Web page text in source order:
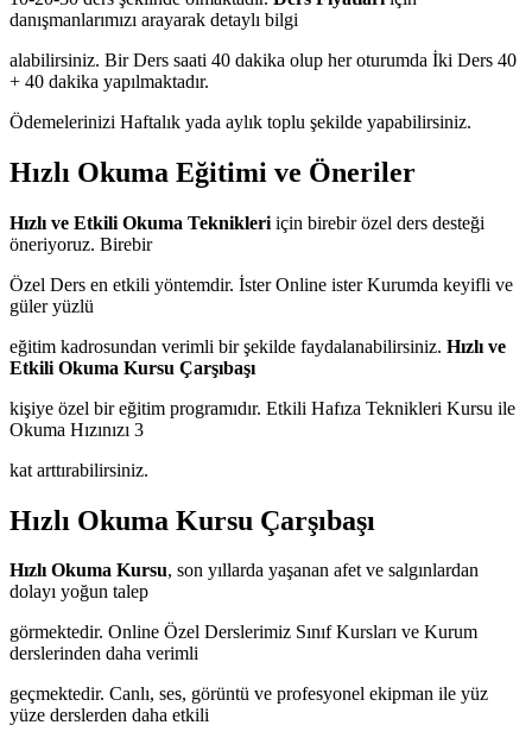
danışmanlarımızı arayarak detaylı bilgi
alabilirsiniz. Bir Ders saati 40 dakika olup her oturumda İki Ders 40
+ 40 dakika yapılmaktadır.
Ödemelerinizi Haftalık yada aylık toplu şekilde yapabilirsiniz.
Hızlı Okuma Eğitimi ve Öneriler
Hızlı ve Etkili Okuma Teknikleri için birebir özel ders desteği
öneriyoruz. Birebir
Özel Ders en etkili yöntemdir. İster Online ister Kurumda keyifli ve
güler yüzlü
eğitim kadrosundan verimli bir şekilde faydalanabilirsiniz. Hızlı ve
Etkili Okuma Kursu Çarşıbaşı
kişiye özel bir eğitim programıdır. Etkili Hafıza Teknikleri Kursu ile
Okuma Hızınızı 3
kat arttırabilirsiniz.
Hızlı Okuma Kursu Çarşıbaşı
Hızlı Okuma Kursu, son yıllarda yaşanan afet ve salgınlardan
dolayı yoğun talep
görmektedir. Online Özel Derslerimiz Sınıf Kursları ve Kurum
derslerinden daha verimli
geçmektedir. Canlı, ses, görüntü ve profesyonel ekipman ile yüz
yüze derslerden daha etkili